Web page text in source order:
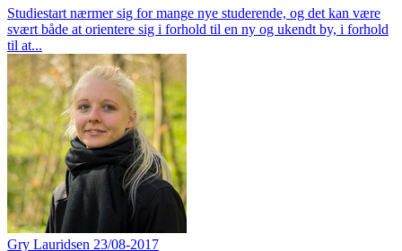
Studiestart nærmer sig for mange nye studerende, og det kan være
svært både at orientere sig i forhold til en ny og ukendt by, i forhold
til at...
Gry Lauridsen 23/08-2017